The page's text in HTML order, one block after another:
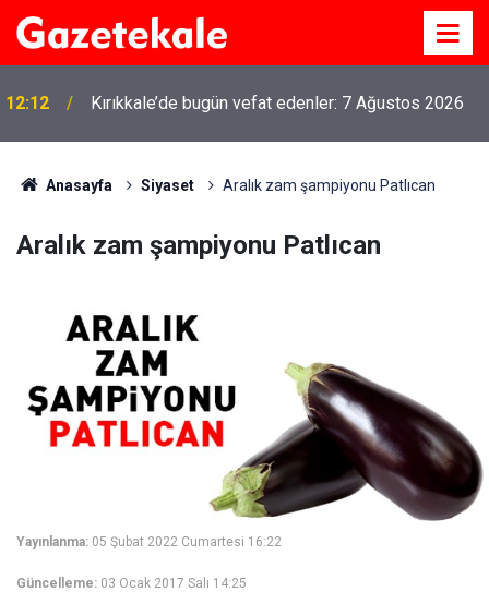
12:12 Kırıkkale’de bugün vefat edenler: 7 Ağustos 2026
Anasayfa Siyaset Aralık zam şampiyonu Patlıcan
Aralık zam şampiyonu Patlıcan
Yayınlanma: 05 Şubat 2022 Cumartesi 16:22
Güncelleme: 03 Ocak 2017 Salı 14:25